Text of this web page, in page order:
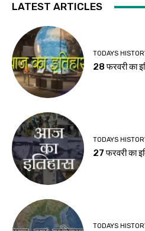
LATEST ARTICLES
TODAYS
28 फरवरी का
TODAYS
27 फरवरी का
TODAYS